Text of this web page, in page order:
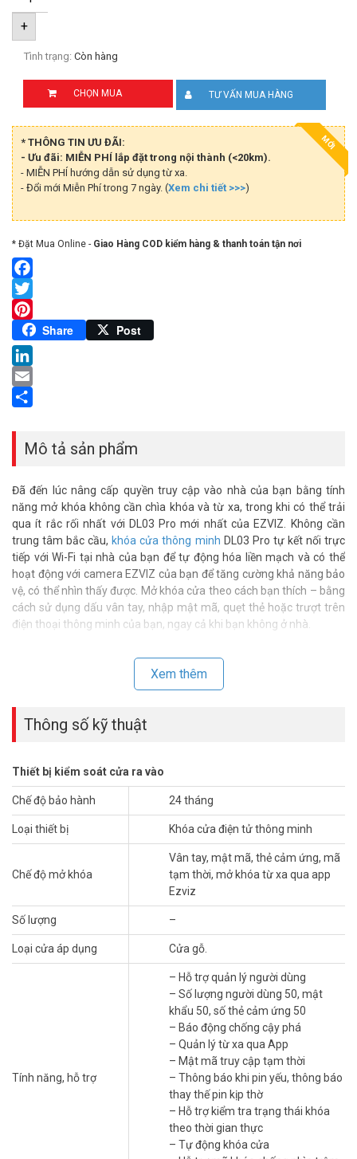
+
Tình trạng: Còn hàng
CHỌN MUA TƯ VẤN MUA HÀNG
MỚI
* THÔNG TIN ƯU ĐÃI:
- Ưu đãi: MIỄN PHÍ lắp đặt trong nội thành (<20km).
- MIỄN PHÍ hướng dẫn sử dụng từ xa.
- Đổi mới Miễn Phí trong 7 ngày. (Xem chi tiết >>>)
* Đặt Mua Online - Giao Hàng COD kiểm hàng & thanh toán tận nơi
Facebook
Twitter
Pinterest
Share Post
LinkedIn
Email
Mô tả sản phẩm
Đã đến lúc nâng cấp quyền truy cập vào nhà của bạn bằng tính
năng mở khóa không cần chìa khóa và từ xa, trong khi có thể trải
qua ít rắc rối nhất với DL03 Pro mới nhất của EZVIZ. Không cần
trung tâm bắc cầu, khóa cửa thông minh DL03 Pro tự kết nối trực
tiếp với Wi-Fi tại nhà của bạn để tự động hóa liền mạch và có thể
hoạt động với camera EZVIZ của bạn để tăng cường khả năng bảo
vệ, có thể nhìn thấy được. Mở khóa cửa theo cách bạn thích – bằng
cách sử dụng dấu vân tay, nhập mật mã, quẹt thẻ hoặc trượt trên
điện thoại thông minh của bạn, ngay cả khi bạn không ở nhà.
Luôn luôn có chìa khóa trên đầu ngón tay của
Mở khóa cửa chưa bao giờ dễ dàng đến thế. Chỉ cần đặt ngón tay
lên cảm biến quét và voila! Bây giờ bạn đã có chìa khóa độc nhất vô
nhị của riêng mình, không thể sao chép hoặc làm mất.
Chọn cách riêng của bạn để mở khóa cửa
Cực kỳ linh hoạt khi vào nhà bạn với sự trợ giúp của DL03 Pro. Khóa
đảm bảo rằng mọi thành viên trong gia đình, dù am hiểu công nghệ
hay không, đều có thể tự tin mở cửa trong khi vẫn cảm thấy an
Kết nối Wi-Fi trực tiếp cho cửa trước thông
Không cần phải trả thêm phụ kiện hoặc hub để khóa trực tuyến
trước khi bạn bắt đầu tận hưởng điều khiển từ xa thông minh. Chỉ
Xem thêm
Thông số kỹ thuật
Thiết bị kiểm soát cửa ra vào
Chế độ bảo hành 24 tháng
Loại thiết bị Khóa cửa điện tử thông minh
Chế độ mở khóa
Vân tay, mật mã, thẻ cảm ứng, mã
tạm thời, mở khóa từ xa qua app
Ezviz
Số lượng –
Loại cửa áp dụng Cửa gỗ.
Tính năng, hỗ trợ
– Hỗ trợ quản lý người dùng
– Số lượng người dùng 50, mật
khẩu 50, số thẻ cảm ứng 50
– Báo động chống cậy phá
– Quản lý từ xa qua App
– Mật mã truy cập tạm thời
– Thông báo khi pin yếu, thông báo
thay thế pin kịp thờ
– Hỗ trợ kiểm tra trạng thái khóa
theo thời gian thực
– Tự động khóa cửa